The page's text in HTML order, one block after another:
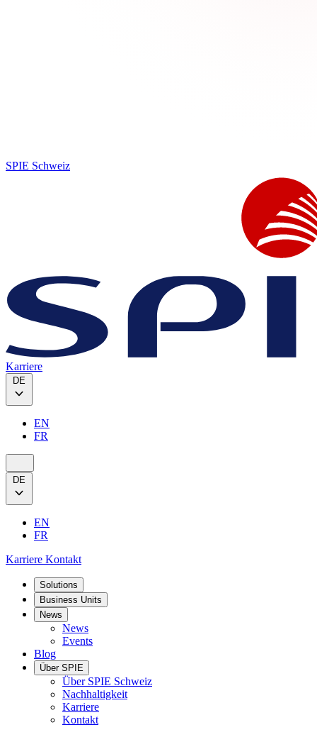
SPIE Schweiz
Karriere
DE
EN
FR
DE
EN
FR
Karriere Kontakt
Solutions
Business Units
News
News
Events
Blog
Über SPIE
Über SPIE Schweiz
Nachhaltigkeit
Karriere
Kontakt